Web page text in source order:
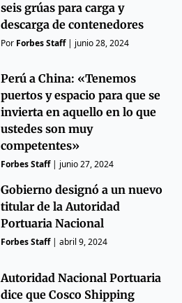
seis grúas para carga y
descarga de contenedores
Por Forbes Staff| junio 28, 2024
Perú a China: «Tenemos
puertos y espacio para que se
invierta en aquello en lo que
ustedes son muy
competentes»
Forbes Staff| junio 27, 2024
Gobierno designó a un nuevo
titular de la Autoridad
Portuaria Nacional
Forbes Staff|abril 9, 2024
Autoridad Nacional Portuaria
dice que Cosco Shipping